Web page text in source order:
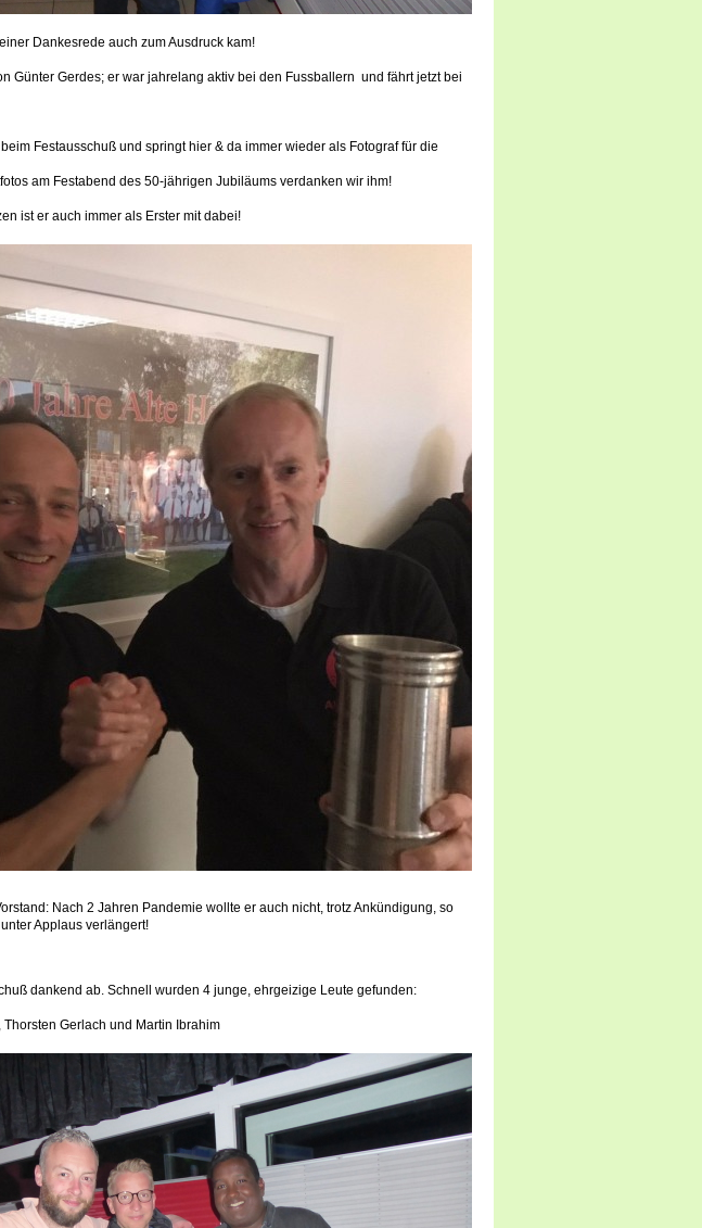
Dankesrede auch zum Ausdruck kam!
Günter Gerdes; er war jahrelang aktiv bei den Fussballern und fährt jetzt bei
Festausschuß und springt hier & da immer wieder als Fotograf für die
am Festabend des 50-jährigen Jubiläums verdanken wir ihm!
ist er auch immer als Erster mit dabei!
Nach 2 Jahren Pandemie wollte er auch nicht, trotz Ankündigung, so
Applaus verlängert!
dankend ab. Schnell wurden 4 junge, ehrgeizige Leute gefunden:
Gerlach und Martin Ibrahim